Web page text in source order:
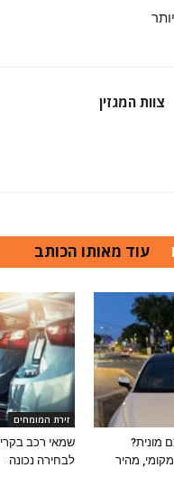
צוות המגזין
עוד מאותו הכותב
מונית?
מהיר
זירת המומחים
שמאי רכב
לבחירה נכונה